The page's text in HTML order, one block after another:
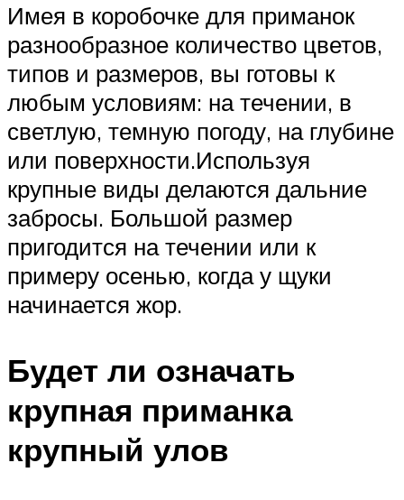
Имея в коробочке для приманок
разнообразное количество цветов,
типов и размеров, вы готовы к
любым условиям: на течении, в
светлую, темную погоду, на глубине
или поверхности.Используя
крупные виды делаются дальние
забросы. Большой размер
пригодится на течении или к
примеру осенью, когда у щуки
начинается жор.
Будет ли означать
крупная приманка
крупный улов